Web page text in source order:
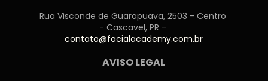
Rua Visconde de Guarapuava, 2503 - Centro
contato@facialacademy.com.br
AVISO LEGAL